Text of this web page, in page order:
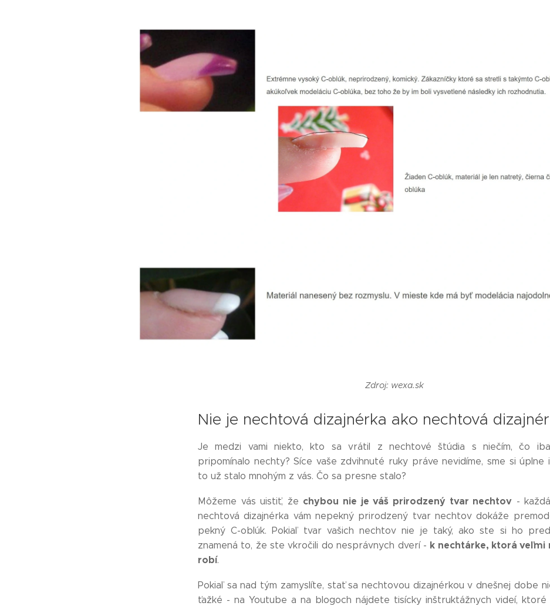
Zdroj: wexa.sk
Nie je nechtová dizajnérka ako nechtová
Je medzi vami niekto, kto sa vrátil z nechtové štúdia s niečím, čo
pripomínalo nechty? Síce vaše zdvihnuté ruky práve nevidíme, sme si úplne
to už stalo mnohým z vás. Čo sa presne stalo?
Môžeme vás uistiť, že chybou nie je váš prirodzený tvar nechtov -
nechtová dizajnérka vám nepekný prirodzený tvar nechtov dokáže
pekný C-oblúk. Pokiaľ tvar vašich nechtov nie je taký, ako ste si ho
znamená to, že ste vkročili do nesprávnych dverí - k nechtárke, ktorá veľmi
robí.
Pokiaľ sa nad tým zamyslíte, stať sa nechtovou dizajnérkou v dnešnej dobe
ťažké - na Youtube a na blogoch nájdete tisícky inštruktážnych videí, ktoré